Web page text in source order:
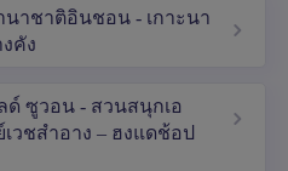
าชาติอินชอน - เกาะนา
คัง
ซูวอน - สวนสนุกเอ
วชสำอาง – ฮงแดช้อป